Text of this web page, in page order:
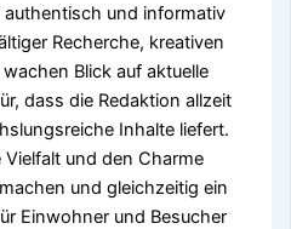
und informativ
Recherche, kreativen
Blick auf aktuelle
dass die Redaktion allzeit
Inhalte liefert.
Vielfalt und den Charme
und gleichzeitig ein
Einwohner und Besucher